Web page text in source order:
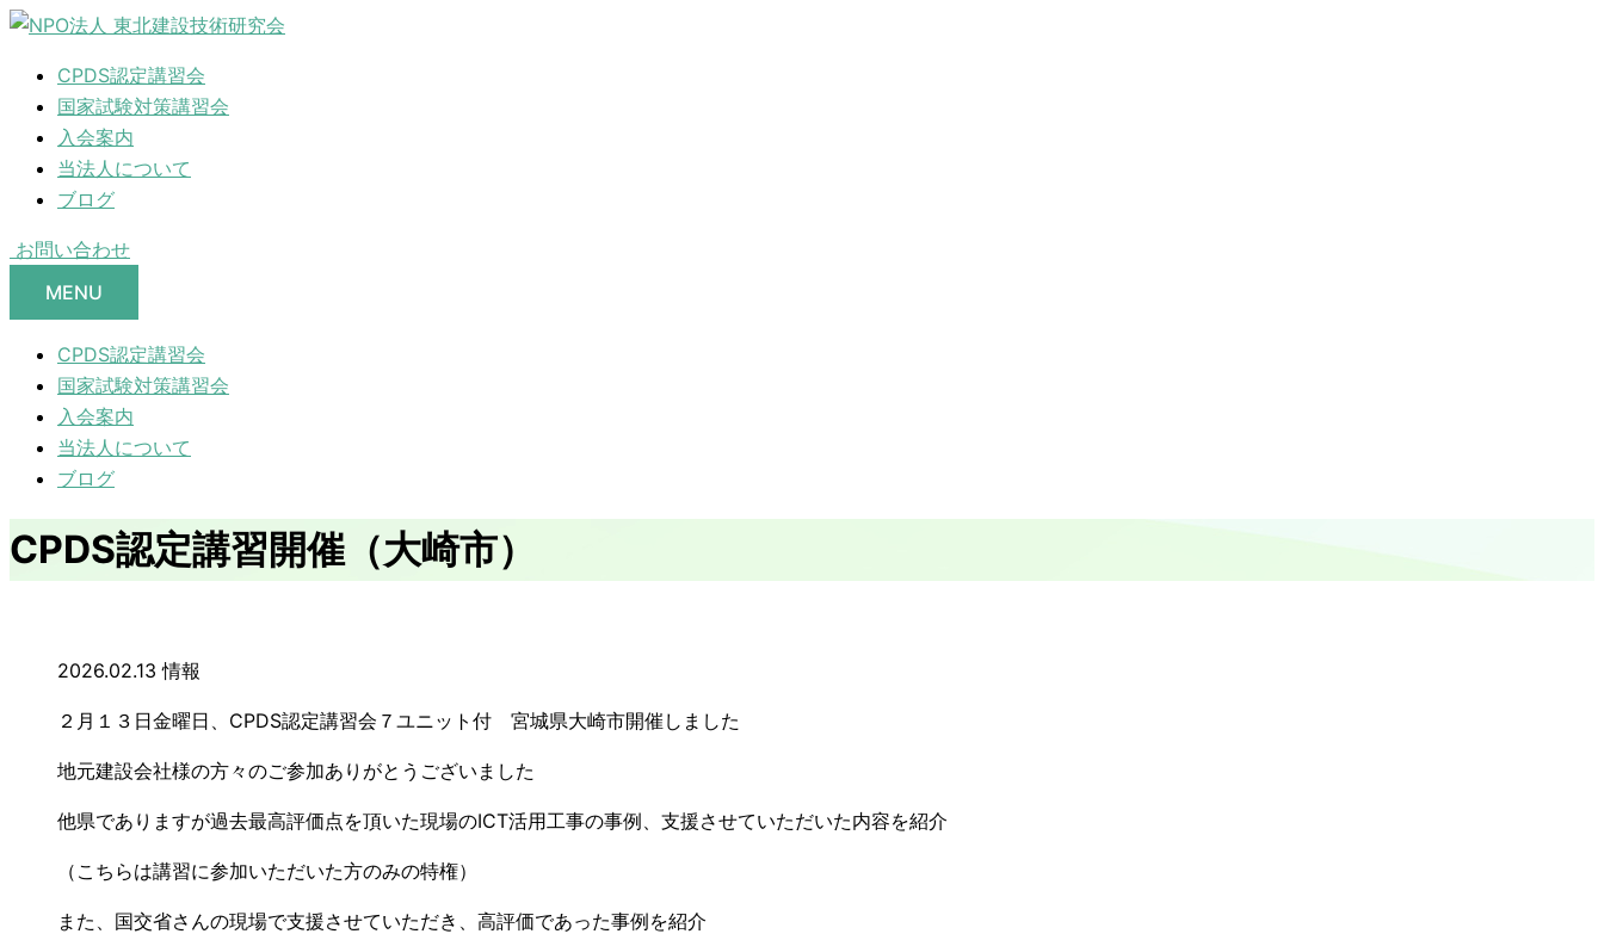
CPDS認定講習会
国家試験対策講習会
入会案内
当法人について
ブログ
お問い合わせ
MENU
CPDS認定講習会
国家試験対策講習会
入会案内
当法人について
ブログ
CPDS認定講習開催（大崎市）
2026.02.13 情報
２月１３日金曜日、CPDS認定講習会７ユニット付 宮城県大崎市開催しました
地元建設会社様の方々のご参加ありがとうございました
他県でありますが過去最高評価点を頂いた現場のICT活用工事の事例、支援させていただいた内容を紹介
（こちらは講習に参加いただいた方のみの特権）
また、国交省さんの現場で支援させていただき、高評価であった事例を紹介